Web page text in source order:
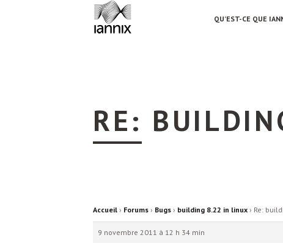
QU’EST-CE QUE
RE:
Accueil › Forums › Bugs › building 8.22 in linux › Re:
9 novembre 2011 à 12 h 34 min